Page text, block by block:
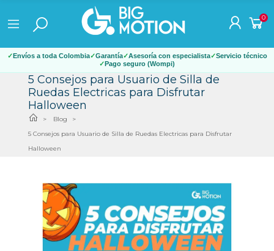
0
Envíos a toda Colombia Garantía Asesoría con especialista
Servicio técnico
Pago seguro (Wompi)
5 Consejos para Usuario de Silla de
Ruedas Electricas para Disfrutar
Halloween
Blog
5 Consejos para Usuario de Silla de Ruedas Electricas para Disfrutar
Halloween